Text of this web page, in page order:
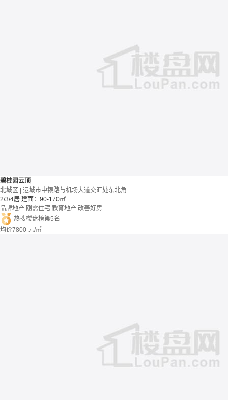
碧桂园云顶
北城区 | 运城市中银路与机场大道交汇处东北角
2/3/4居 建面：90-170㎡
品牌地产 刚需住宅 教育地产 改善好房
热搜楼盘榜第5名
均价7800 元/㎡